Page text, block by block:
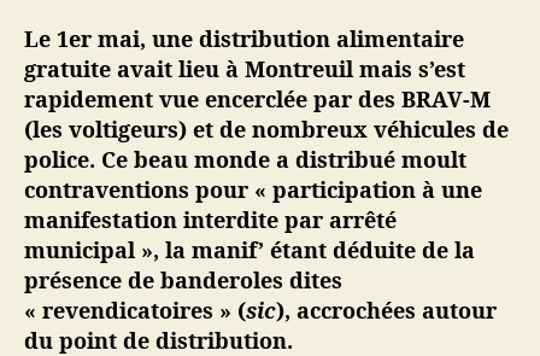
,
l
e
s
s
o
u
s
d
l
Le 1er mai, une distribution alimentaire
gratuite avait lieu à Montreuil mais s’est
rapidement vue encerclée par des BRAV-M
(les voltigeurs) et de nombreux véhicules de
police. Ce beau monde a distribué moult
contraventions pour « participation à une
manifestation interdite par arrêté
municipal », la manif’ étant déduite de la
présence de banderoles dites
« revendicatoires » (sic), accrochées autour
du point de distribution.